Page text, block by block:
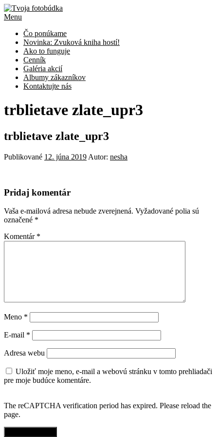
Prejsť
na
Menu
Čo ponúkame
Novinka: Zvuková kniha hostí!
Ako to funguje
Cenník
Galéria akcií
Albumy zákazníkov
Kontaktujte nás
trblietave zlate_upr3
trblietave zlate_upr3
Publikované 12. júna 2019 Autor: nesha
Pridaj komentár
Vaša e-mailová adresa nebude zverejnená. Vyžadované polia sú
označené *
Komentár *
Meno *
E-mail *
Adresa webu
Uložiť moje meno, e-mail a webovú stránku v tomto prehliadači
pre moje budúce komentáre.
The reCAPTCHA verification period has expired. Please reload the
page.